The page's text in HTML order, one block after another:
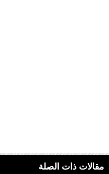
مقالات ذات الصلة